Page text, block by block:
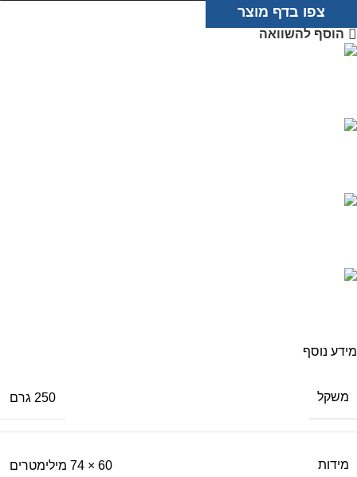
צפו בדף מוצר
הוסף להשוואה
מידע נוסף
משקל 250 גרם
מידות 60 × 74 מילימטרים